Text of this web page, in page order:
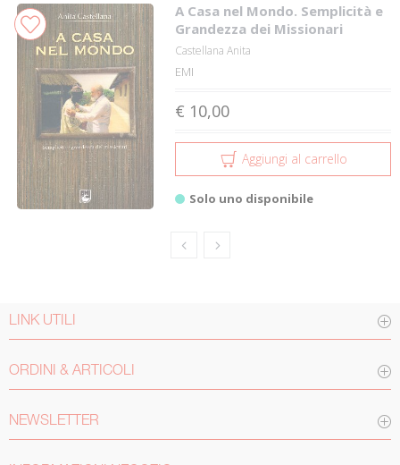
A Casa nel Mondo. Semplicità e
Grandezza dei Missionari
Castellana Anita
EMI
€ 10,00
Aggiungi al carrello
Solo uno disponibile
LINK UTILI
ORDINI & ARTICOLI
NEWSLETTER